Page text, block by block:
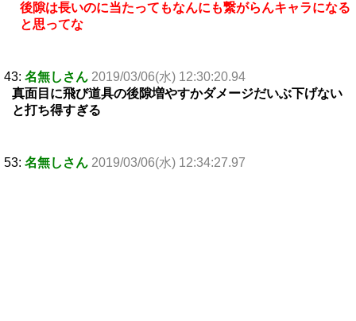
後隙は長いのに当たってもなんにも繋がらんキャラになる
と思ってな
43: 名無しさん 2019/03/06(水) 12:30:20.94
真面目に飛び道具の後隙増やすかダメージだいぶ下げない
と打ち得すぎる
53: 名無しさん 2019/03/06(水) 12:34:27.97